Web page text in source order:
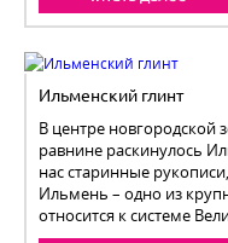
Ильменский глинт
В центре
равнине раскинулось
нас старинные
Ильмень – одно из
относится к системе